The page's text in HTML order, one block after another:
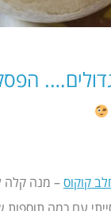
קוקוס– מנה קלה